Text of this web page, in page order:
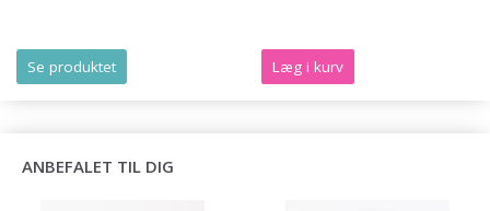
Se produktet Læg i kurv
ANBEFALET TIL DIG